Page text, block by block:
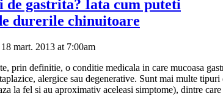
de gastrita? Iata cum puteti
durerile chinuitoare
mart. 2013 at 7:00am
prin definitie, o conditie medicala in care mucoasa
alergice sau degenerative. Sunt mai multe
la fel si au aproximativ aceleasi simptome), dintre